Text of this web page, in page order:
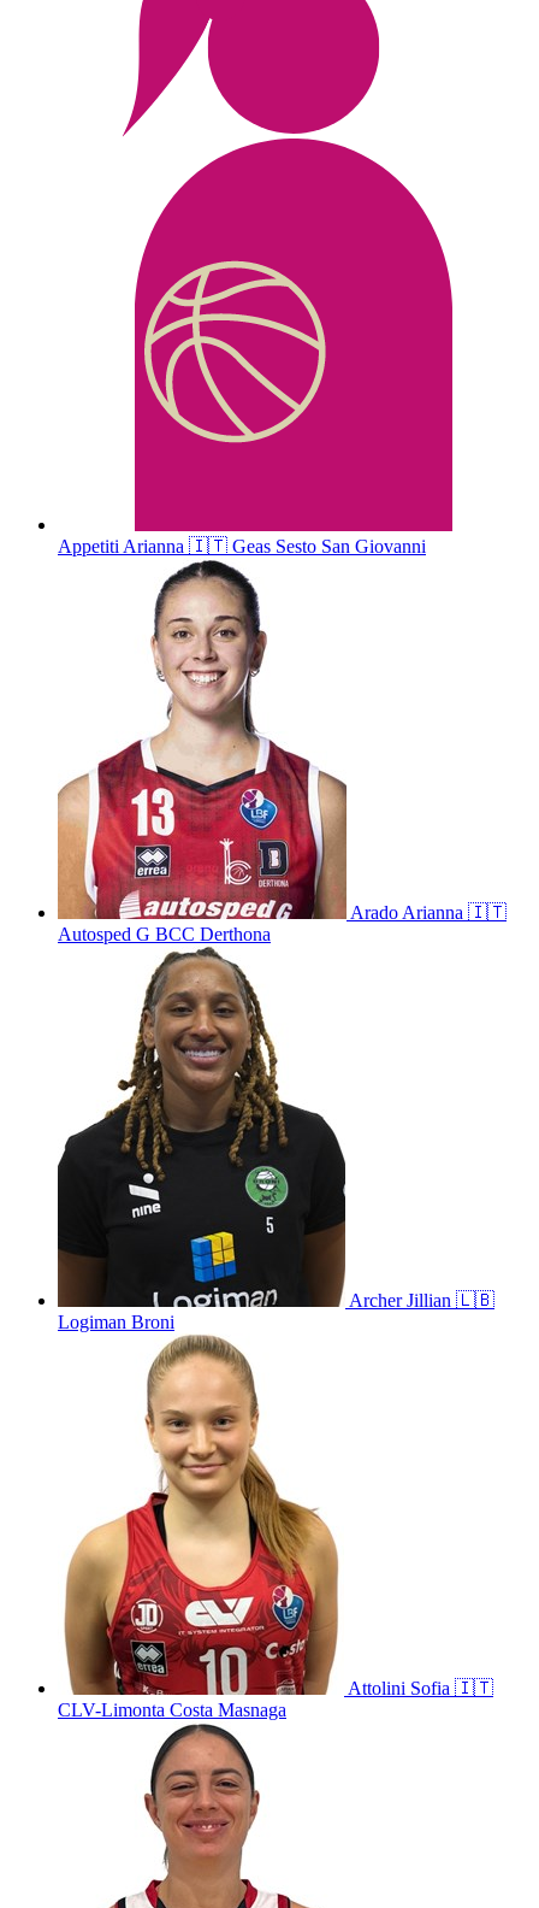
AppetitiArianna 🇮🇹 Geas Sesto San Giovanni
AradoArianna 🇮🇹
Autosped G BCC Derthona
ArcherJillian 🇱🇧
Logiman Broni
Attolini Sofia 🇮🇹
CLV-Limonta Costa Masnaga